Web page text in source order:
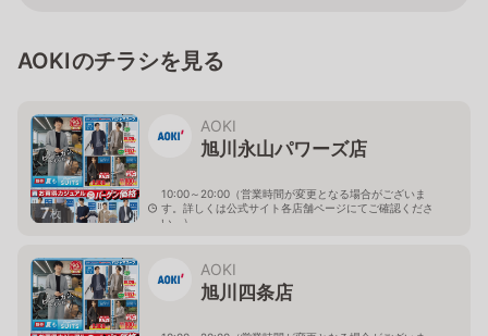
AOKIのチラシを見る
7枚
AOKI
旭川永山パワーズ店
10:00～20:00（営業時間が変更となる場合がございま
す。詳しくは公式サイト各店舗ページにてご確認くださ
い。）
AOKI
旭川四条店